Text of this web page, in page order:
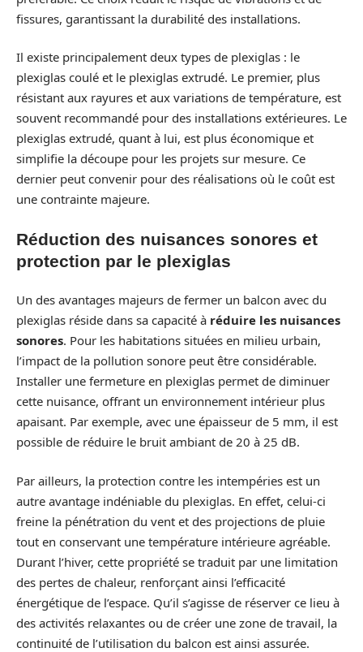
fissures, garantissant la durabilité des installations.
Il existe principalement deux types de plexiglas : le
plexiglas coulé et le plexiglas extrudé. Le premier, plus
résistant aux rayures et aux variations de température, est
souvent recommandé pour des installations extérieures. Le
plexiglas extrudé, quant à lui, est plus économique et
simplifie la découpe pour les projets sur mesure. Ce
dernier peut convenir pour des réalisations où le coût est
une contrainte majeure.
Réduction des nuisances sonores et
protection par le plexiglas
Un des avantages majeurs de fermer un balcon avec du
plexiglas réside dans sa capacité à réduire les nuisances
sonores. Pour les habitations situées en milieu urbain,
l’impact de la pollution sonore peut être considérable.
Installer une fermeture en plexiglas permet de diminuer
cette nuisance, offrant un environnement intérieur plus
apaisant. Par exemple, avec une épaisseur de 5 mm, il est
possible de réduire le bruit ambiant de 20 à 25 dB.
Par ailleurs, la protection contre les intempéries est un
autre avantage indéniable du plexiglas. En effet, celui-ci
freine la pénétration du vent et des projections de pluie
tout en conservant une température intérieure agréable.
Durant l’hiver, cette propriété se traduit par une limitation
des pertes de chaleur, renforçant ainsi l’efficacité
énergétique de l’espace. Qu’il s’agisse de réserver ce lieu à
des activités relaxantes ou de créer une zone de travail, la
continuité de l’utilisation du balcon est ainsi assurée.